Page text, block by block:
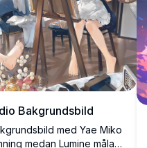
Bakgrundsbild
med Yae Miko
medan Lumine målar